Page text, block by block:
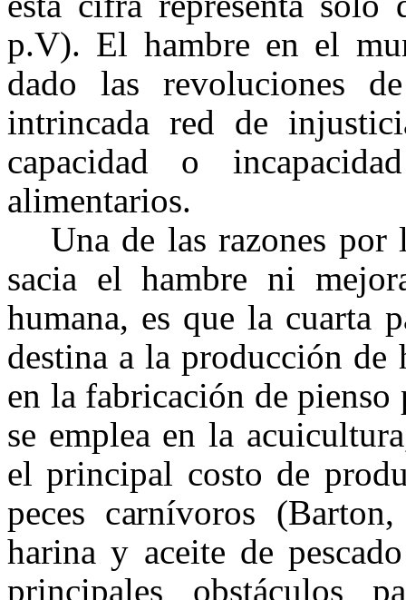
p.V). El hambre en el
dado las revoluciones
intrincada red de
capacidad o
alimentarios.
Una de las razones
sacia el hambre ni
humana, es que la cuarta
destina a la producción de
en la fabricación de pienso
se emplea en la
el principal costo de
peces carnívoros
harina y aceite de
principales obstáculos